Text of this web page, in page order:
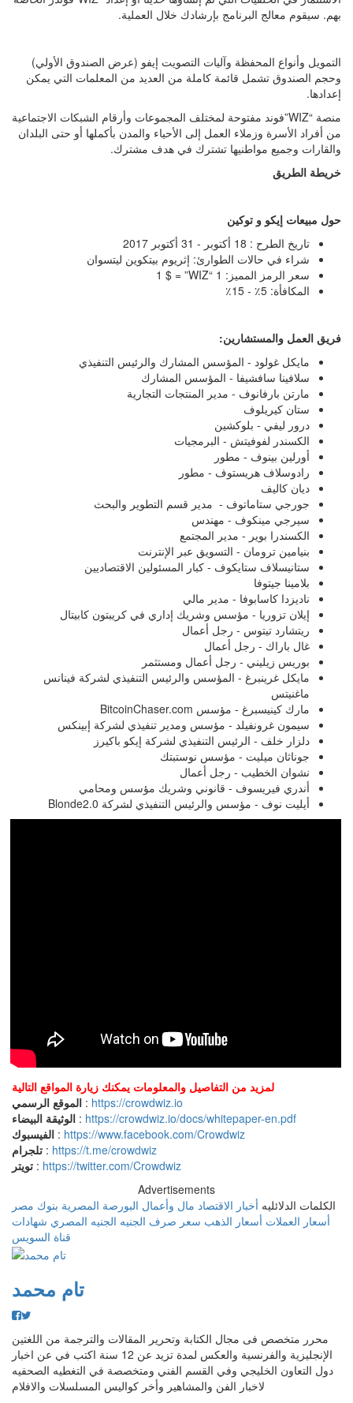
بهم. سيقوم معالج البرنامج بإرشادك خلال العملية.
التمويل وأنواع المحفظة وآليات التصويت إيفو (عرض الصندوق الأولي)
وحجم الصندوق تشمل قائمة كاملة من العديد من المعلمات التي يمكن
إعدادها.
منصة “WIZ”فوند مفتوحة لمختلف المجموعات وأرقام الشبكات الاجتماعية
من أفراد الأسرة وزملاء العمل إلى الأحياء والمدن بأكملها أو حتى البلدان
والقارات وجميع مواطنيها تشترك في هدف مشترك.
خريطة الطريق
حول مبيعات إيكو و توكين
تاريخ الطرح : 18 أكتوبر - 31 أكتوبر 2017
شراء في حالات الطوارئ: إثريوم بيتكوين ليتسوان
سعر الرمز المميز: 1 “
WIZ
” = $ 1
المكافأة: 5٪ - 15٪
فريق العمل والمستشارين:
مايكل غولود - المؤسس المشارك والرئيس التنفيذي
سلافينا سافشيفا - المؤسس المشارك
مارتن بارفانوف - مدير المنتجات التجارية
ستان كيريلوف
درور ليفي - بلوكشين
الكسندر لفوفيتش - البرمجيات
أورلين بينوف - مطور
رادوسلاف هريستوف - مطور
ديان كاليف
جورجي ستاماتوف - مدير قسم التطوير والبحث
سيرجي مينكوف - مهندس
الكسندرا بوير - مدير المجتمع
بنيامين ترومان - التسويق عبر الإنترنت
ستانيسلاف ستايكوف - كبار المسئولين الاقتصاديين
بلامينا جيتوفا
ناديزدا كاسابوفا - مدير مالي
إيلان تزوريا - مؤسس وشريك إداري في كريبتون كابيتال
ريتشارد تيتوس - رجل أعمال
غال باراك - رجل أعمال
بوريس زيليني - رجل أعمال ومستثمر
مايكل غرينبرغ - المؤسس والرئيس التنفيذي لشركة فينانس
ماغنيتس
مارك كينيسبرغ - مؤسس BitcoinChaser.com
سيمون غرونفيلد - مؤسس ومدير تنفيذي لشركة إبينكس
دلزار خلف - الرئيس التنفيذي لشركة إيكو باكيرز
جوناثان ميليت - مؤسس نوستبتك
نشوان الخطيب - رجل أعمال
أندري فيريسوف - قانوني وشريك مؤسس ومحامي
أيليت نوف - مؤسس والرئيس التنفيذي لشركة Blonde2.0
لمزيد من التفاصيل والمعلومات يمكنك زيارة المواقع التالية
الموقع الرسمي : https://crowdwiz.io
الوثيقة البيضاء : https://crowdwiz.io/docs/whitepaper-en.pdf
: https://www.facebook.com/Crowdwiz
: https://t.me/crowdwiz
: https://twitter.com/Crowdwiz
Advertisements
الكلمات الدلائليه أخبار الاقتصاد مال وأعمال البورصة المصرية بنوك مصر
أسعار العملات أسعار الذهب سعر صرف الجنيه الجنيه المصري شهادات
قناة السويس
تام محمد
محرر متخصص فى مجال الكتابة وتحرير المقالات والترجمة من اللغتين
الإنجليزية والفرنسية والعكس لمدة تزيد عن 12 سنة اكتب في عن اخبار
دول التعاون الخليجي وفي القسم الفني ومتخصصة في التغطيه الصحفيه
لاخبار الفن والمشاهير وأخر كواليس المسلسلات والافلام